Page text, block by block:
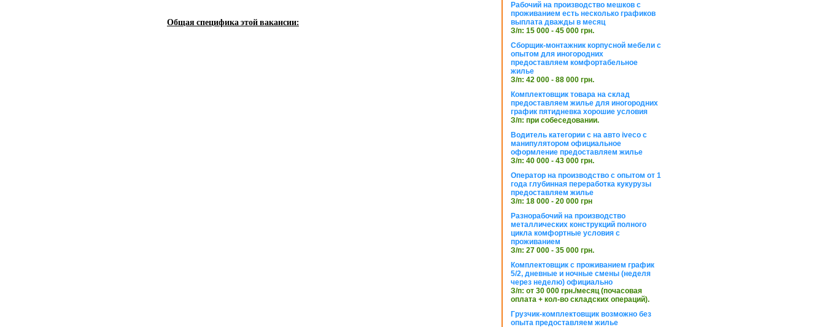
Общая специфика этой вакансии:
Рабочий на производство мешков с
проживанием есть несколько графиков
выплата дважды в месяц
З/п: 15 000 - 45 000 грн.
Сборщик-монтажник корпусной мебели с
опытом для иногородних
предоставляем комфортабельное
жилье
З/п: 42 000 - 88 000 грн.
Комплектовщик товара на склад
предоставляем жилье для иногородних
график пятидневка хорошие условия
З/п: при собеседовании.
Водитель категории с на авто iveco с
манипулятором официальное
оформление предоставляем жилье
З/п: 40 000 - 43 000 грн.
Оператор на производство с опытом от 1
года глубинная переработка кукурузы
предоставляем жилье
З/п: 18 000 - 20 000 грн
Разнорабочий на производство
металлических конструкций полного
цикла комфортные условия с
проживанием
З/п: 27 000 - 35 000 грн.
Комплектовщик с проживанием график
5/2, дневные и ночные смены (неделя
через неделю) официально
З/п: от 30 000 грн./месяц (почасовая
оплата + кол-во складских операций).
Грузчик-комплектовщик возможно без
опыта предоставляем жилье